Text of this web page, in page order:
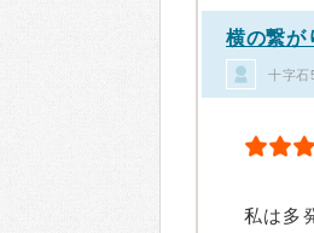
横の繋が
十字石
私は多